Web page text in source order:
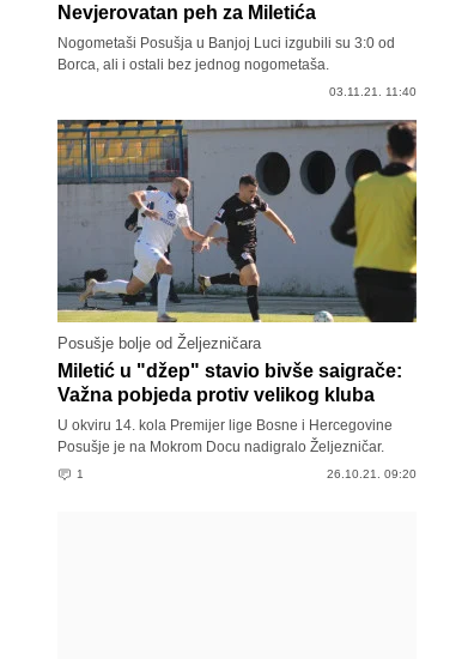
Nevjerovatan peh za Miletića
Nogometaši Posušja u Banjoj Luci izgubili su 3:0 od
Borca, ali i ostali bez jednog nogometaša.
03.11.21. 11:40
Posušje bolje od Željezničara
Miletić u "džep" stavio bivše saigrače:
Važna pobjeda protiv velikog kluba
U okviru 14. kola Premijer lige Bosne i Hercegovine
Posušje je na Mokrom Docu nadigralo Željezničar.
1 26.10.21. 09:20